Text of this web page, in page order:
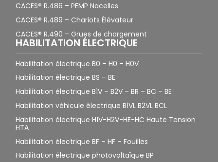
CACES® R.486 – PEMP Nacelles
CACES® R.489 – Chariots Élévateur
CACES® R.490 – Grues de chargement
HABILITATION ÉLECTRIQUE
Habilitation électrique B0 – H0 – H0V
Habilitation électrique BS – BE
Habilitation électrique B1V – B2V – BR – BC – BE
Habilitation véhicule électrique B1VL B2VL BCL
Habilitation électrique H1V-H2V-HE-HC Haute Tension
HTA
Habilitation électrique BF – HF – Fouilles
Habilitation électrique photovoltaïque BP